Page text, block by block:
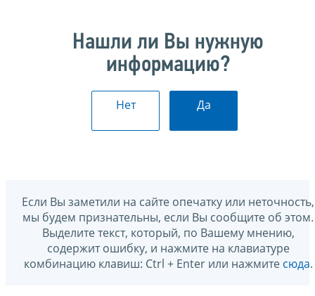
Нашли ли Вы нужную
информацию?
Нет Да
Если Вы заметили на сайте опечатку или неточность,
мы будем признательны, если Вы сообщите об этом.
Выделите текст, который, по Вашему мнению,
содержит ошибку, и нажмите на клавиатуре
комбинацию клавиш: Ctrl + Enter или нажмите сюда.